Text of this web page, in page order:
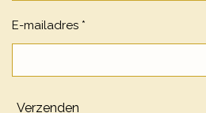
E-mailadres *
Verzenden